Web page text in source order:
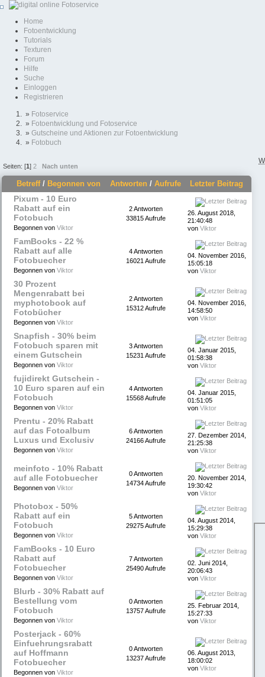
Home
Fotoentwicklung
Tutorials
Texturen
Forum
Hilfe
Suche
Einloggen
Registrieren
» Fotoservice
» Fotoentwicklung und Fotoservice
» Gutscheine und Aktionen zur Fotoentwicklung
» Fotobuch
Seiten: [1] 2 Nach unten
Betreff/ Begonnen von Antworten / Aufrufe
Letzter Beitrag
Pixum - 10 Euro
Rabatt auf ein
Fotobuch
Begonnen von Viktor
2 Antworten
33815 Aufrufe
26. August 2018,
21:40:48
von Viktor
FamBooks - 22 %
Rabatt auf alle
Fotobuecher
Begonnen von Viktor
4 Antworten
16021 Aufrufe
04. November 2016,
15:05:18
von Viktor
30 Prozent
Mengenrabatt bei
myphotobook auf
Fotobücher
Begonnen von Viktor
2 Antworten
15312 Aufrufe
04. November 2016,
14:58:50
von Viktor
Snapfish - 30% beim
Fotobuch sparen mit
einem Gutschein
Begonnen von Viktor
3 Antworten
15231 Aufrufe
04. Januar 2015,
01:58:38
von Viktor
fujidirekt Gutschein -
10 Euro sparen auf ein
Fotobuch
Begonnen von Viktor
4 Antworten
15568 Aufrufe
04. Januar 2015,
01:51:05
von Viktor
Prentu - 20% Rabatt
auf das Fotoalbum
Luxus und Exclusiv
Begonnen von Viktor
6 Antworten
24166 Aufrufe
27. Dezember 2014,
21:25:38
von Viktor
meinfoto - 10% Rabatt
auf alle Fotobuecher
Begonnen von Viktor
0 Antworten
14734 Aufrufe
20. November 2014,
19:30:42
von Viktor
Photobox - 50%
Rabatt auf ein
Fotobuch
Begonnen von Viktor
5 Antworten
29275 Aufrufe
04. August 2014,
15:29:38
von Viktor
FamBooks - 10 Euro
Rabatt auf
Fotobuecher
Begonnen von Viktor
7 Antworten
25490 Aufrufe
02. Juni 2014,
20:06:43
von Viktor
Blurb - 30% Rabatt auf
Bestellung vom
Fotobuch
Begonnen von Viktor
0 Antworten
13757 Aufrufe
25. Februar 2014,
15:27:33
von Viktor
Posterjack - 60%
Einfuehrungsrabatt
auf Hoffmann
Fotobuecher
Begonnen von Viktor
0 Antworten
13237 Aufrufe
06. August 2013,
18:00:02
von Viktor